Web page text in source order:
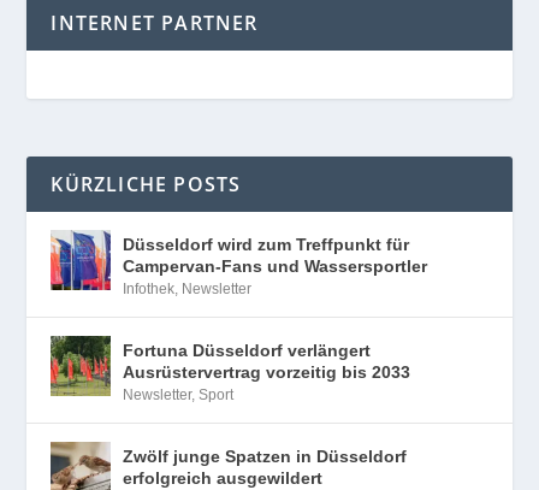
INTERNET PARTNER
KÜRZLICHE POSTS
Düsseldorf wird zum Treffpunkt für
Campervan-Fans und Wassersportler
Infothek, Newsletter
Fortuna Düsseldorf verlängert
Ausrüstervertrag vorzeitig bis 2033
Newsletter,Sport
Zwölf junge Spatzen in Düsseldorf
erfolgreich ausgewildert